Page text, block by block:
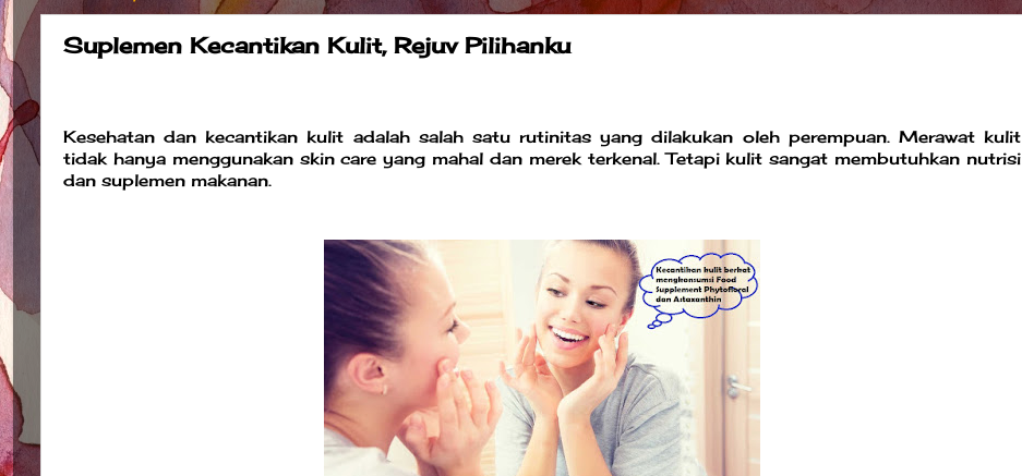
Suplemen Kecantikan Kulit, Rejuv Pilihanku
Kesehatan dan kecantikan kulit adalah salah satu rutinitas yang dilakukan oleh perempuan. Merawat kulit
tidak hanya menggunakan skin care yang mahal dan merek terkenal. Tetapi kulit sangat membutuhkan nutrisi
dan suplemen makanan.